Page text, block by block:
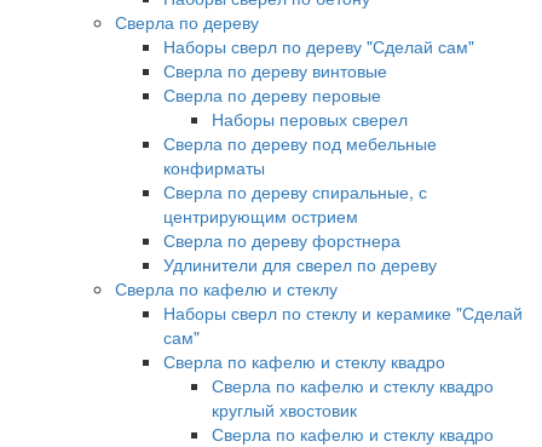
Сверла по дереву
Наборы сверл по дереву "Сделай сам"
Сверла по дереву винтовые
Сверла по дереву перовые
Наборы перовых сверел
Сверла по дереву под мебельные
конфирматы
Сверла по дереву спиральные, с
центрирующим острием
Сверла по дереву форстнера
Удлинители для сверел по дереву
Сверла по кафелю и стеклу
Наборы сверл по стеклу и керамике "Сделай
сам"
Сверла по кафелю и стеклу квадро
Сверла по кафелю и стеклу квадро
круглый хвостовик
Сверла по кафелю и стеклу квадро